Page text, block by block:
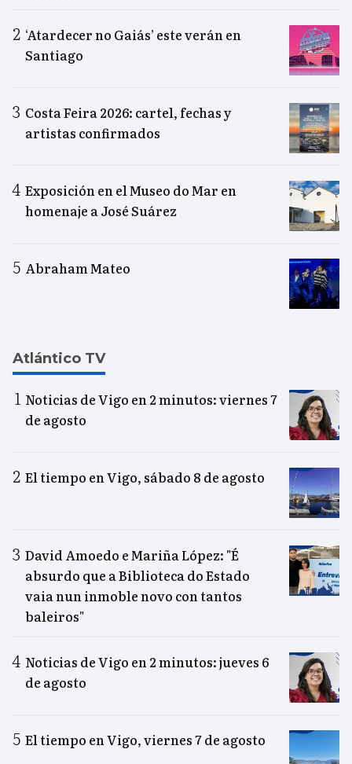
‘Atardecer no Gaiás’ este verán en
Santiago
Costa Feira 2026: cartel, fechas y
artistas confirmados
Exposición en el Museo do Mar en
homenaje a José Suárez
Abraham Mateo
Atlántico TV
Noticias de Vigo en 2 minutos: viernes 7
de agosto
El tiempo en Vigo, sábado 8 de agosto
David Amoedo e Mariña López: "É
absurdo que a Biblioteca do Estado
vaia nun inmoble novo con tantos
baleiros"
Noticias de Vigo en 2 minutos: jueves 6
de agosto
El tiempo en Vigo, viernes 7 de agosto